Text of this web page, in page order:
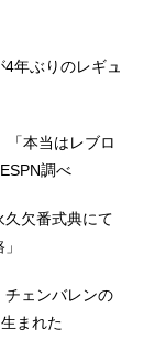
年ぶりのレギュ
「本当はレブロ
調べ
久欠番式典にて
ェンバレンの
まれた